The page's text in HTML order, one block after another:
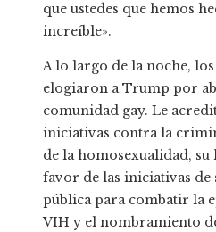
que ustedes que hemos
increíble».
A lo largo de la noche,
elogiaron a Trump por
comunidad gay. Le
iniciativas contra la
de la homosexualidad, su
favor de las iniciativas de
pública para combatir la
VIH y el nombramiento